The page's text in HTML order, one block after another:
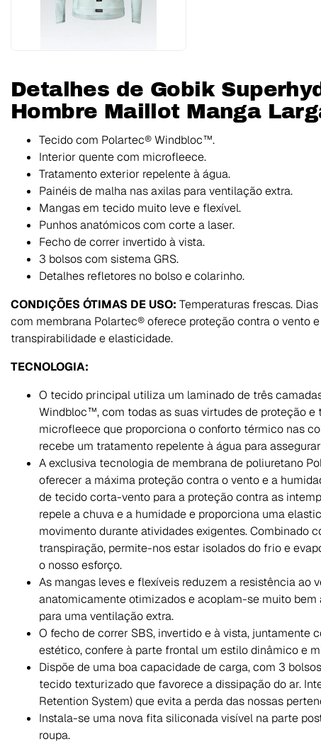
Detalhes de Gobik
Hombre Maillot Manga
Tecido com Polartec® Windbloc™.
Interior quente com microfleece.
Tratamento exterior repelente à água.
Painéis de malha nas axilas para ventilação extra.
Mangas em tecido muito leve e flexível.
Punhos anatómicos com corte a laser.
Fecho de correr invertido à vista.
3 bolsos com sistema GRS.
Detalhes refletores no bolso e colarinho.
CONDIÇÕES ÓTIMAS DE USO: Temperaturas frescas.
com membrana Polartec® oferece proteção contra o vento
transpirabilidade e elasticidade.
TECNOLOGIA:
O tecido principal utiliza um laminado de três
Windbloc™, com todas as suas virtudes de proteção
microfleece que proporciona o conforto térmico nas
recebe um tratamento repelente à água para
A exclusiva tecnologia de membrana de poliuretano
oferecer a máxima proteção contra o vento e a
de tecido corta-vento para a proteção contra as
repele a chuva e a humidade e proporciona uma
movimento durante atividades exigentes. Combinado
transpiração, permite-nos estar isolados do frio e
o nosso esforço.
As mangas leves e flexíveis reduzem a resistência ao
anatomicamente otimizados e acoplam-se muito
para uma ventilação extra.
O fecho de correr SBS, invertido e à vista, juntamente
estético, confere à parte frontal um estilo dinâmico e
Dispõe de uma boa capacidade de carga, com 3
tecido texturizado que favorece a dissipação do ar.
Retention System) que evita a perda das nossas
Instala-se uma nova fita siliconada visível na parte
roupa.